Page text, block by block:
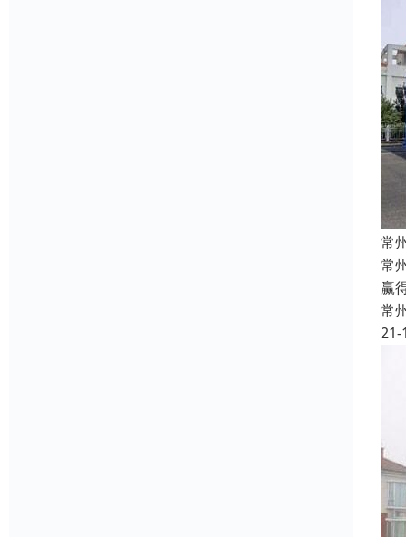
常
常
赢
常
21-